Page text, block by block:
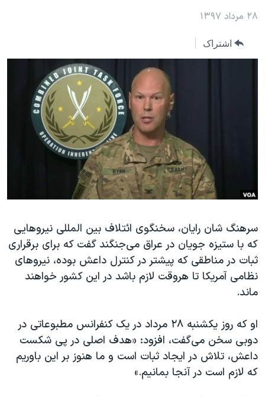
جهشورزشی
علم و فناوری
اسرائیل در جنگ
آرشیو پخش زنده
جام جهانی ۲۰۲۶
بایگانی برنامه‌های تلویزیونی
انتخابات ریاست جمهوری آمریکا ۲۰۲۴
حمله جمهوری اسلامی به اسرائیل
ورزش زنان در ایران
مجموعه مستندهای دادخواهی
تریبونال مردمی آبان ۹۸
دادگاه حمید نوری
چهل سال گروگان‌گیری
اعتراضات مردمی آبان ۹۸
اسرائیل در جنگ
نرگس محمدی برنده جایزه نوبل صلح
فرکانس‌های صدای آمریکا
پخش رادیویی
زبانهای مختلف
۲۸ مرداد ۱۳۹۷
اشتراک
سرهنگ شان رایان، سخنگوی ائتلاف بین المللی نیروهایی
که با ستیزه جویان در عراق می‌جنگند گفت که برای برقراری
ثبات در مناطقی که پیشتر در کنترل داعش بوده، نیروهای
نظامی آمریکا تا هروقت لازم باشد در این کشور خواهند
ماند.
او که روز یکشنبه ۲۸ مرداد در یک کنفرانس مطبوعاتی در
دوبی سخن می‌گفت، افزود: «هدف اصلی در پی شکست
داعش، تلاش در ایجاد ثبات است و ما هنوز بر این باوریم
که لازم است در آنجا بمانیم.»